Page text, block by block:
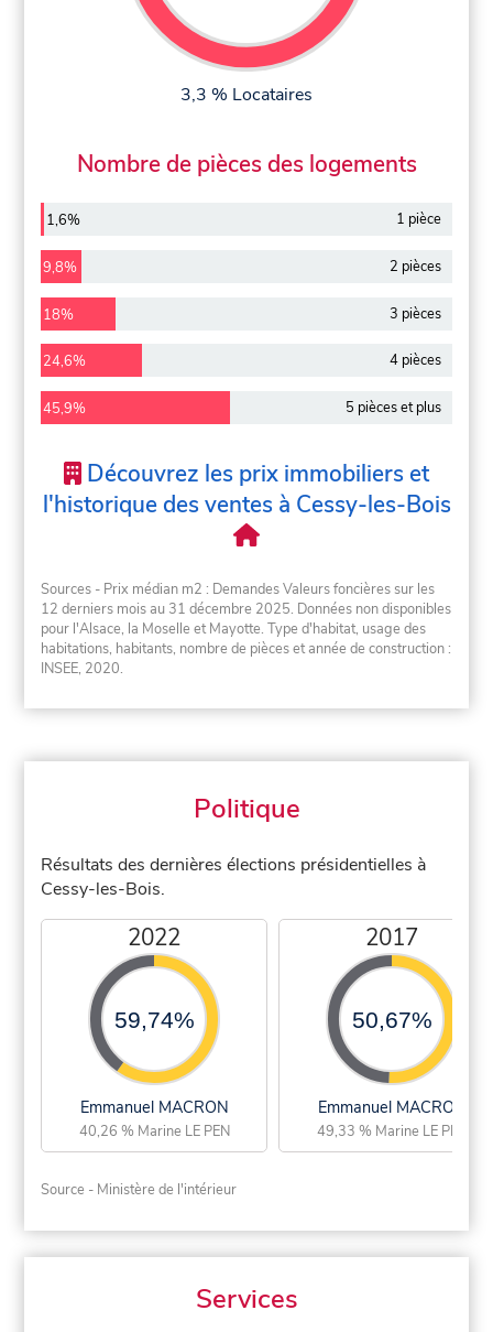
3,3 % Locataires
Nombre de pièces des logements
1,6% 1 pièce
9,8% 2 pièces
18% 3 pièces
24,6% 4 pièces
45,9% 5 pièces et plus
Découvrez les prix immobiliers et
l'historique des ventes à Cessy-les-Bois
Sources - Prix médian m2 : Demandes Valeurs foncières sur les
12 derniers mois au 31 décembre 2025. Données non disponibles
pour l'Alsace, la Moselle et Mayotte. Type d'habitat, usage des
habitations, habitants, nombre de pièces et année de construction :
INSEE, 2020.
Politique
Résultats des dernières élections présidentielles à
Cessy-les-Bois.
2022
59,74%
Emmanuel MACRON
40,26 % Marine LE PEN
2017
50,67%
Emmanuel MACRON
49,33 % Marine LE PEN
Source - Ministère de l'intérieur
Services